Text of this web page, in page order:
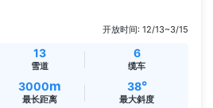
开放时间: 12/13~3/15
13
雪道
6
缆车
3000m
最长距离
38°
最大斜度